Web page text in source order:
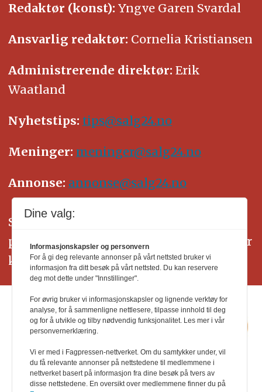
Redaktør (konst): Yngve Garen Svardal
Ansvarlig redaktør: Cornelia Kristiansen
Administrerende direktør: Erik
Waatland
Nyhetstips: tips@salg24.no
Meninger: meninger@salg24.no
Annonse: annonse@salg24.no
SALG24 arbeider etter Vær Varsom-
plakatens regler for god presseskikk. Her
kan du lese mer omPFUsarbeid.
Dine valg:
Informasjonskapsler og personvern
For å gi deg relevante annonser på vårt nettsted bruker vi
informasjon fra ditt besøk på vårt nettsted. Du kan reservere
deg mot dette under "Innstillinger".
For øvrig bruker vi informasjonskapsler og lignende verktøy for
analyse, for å sammenligne nettlesere, tilpasse innhold til deg
og for å utvikle og tilby nødvendig funksjonalitet. Les mer i vår
personvernerklæring.
Vi er med i Fagpressen-nettverket. Om du samtykker under, vil
du få relevante annonser på nettstedene til medlemmene i
nettverket basert på informasjon fra dine besøk på tvers av
disse nettstedene. En oversikt over medlemmene finner du på